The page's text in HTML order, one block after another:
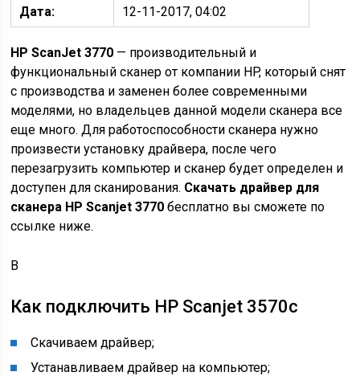
Дата:
12-11-2017, 04:02
HP ScanJet 3770 — производительный и
функциональный сканер от компании HP, который снят
с производства и заменен более современными
моделями, но владельцев данной модели сканера все
еще много. Для работоспособности сканера нужно
произвести установку драйвера, после чего
перезагрузить компьютер и сканер будет определен и
доступен для сканирования. Скачать драйвер для
сканера HP Scanjet 3770 бесплатно вы сможете по
ссылке ниже.
В
Как подключить HP Scanjet 3570c
Скачиваем драйвер;
Устанавливаем драйвер на компьютер;